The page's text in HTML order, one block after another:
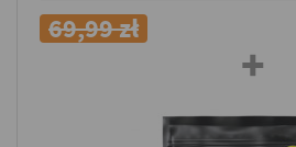
69,99 zł